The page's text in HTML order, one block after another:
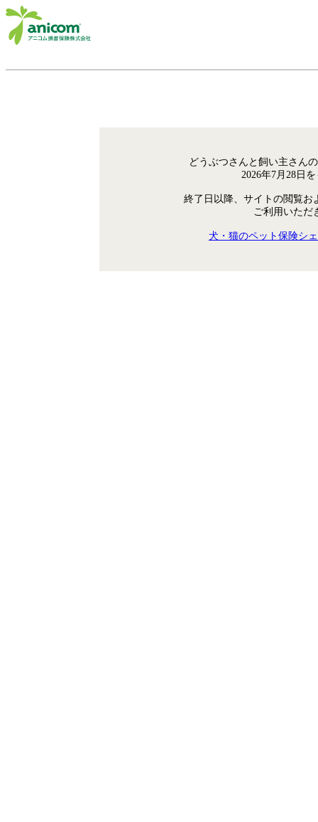
どうぶつさんと飼い主さん
2026年7月28日
終了日以降、サイトの閲覧お
ご利用いただ
犬・猫のペット保険シ